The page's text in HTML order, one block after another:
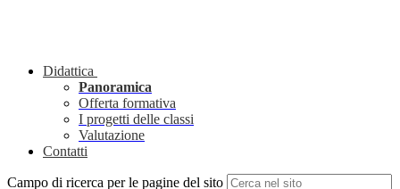
Didattica
Panoramica
Offerta formativa
I progetti delle classi
Valutazione
Contatti
Campo di ricerca per le pagine del sito